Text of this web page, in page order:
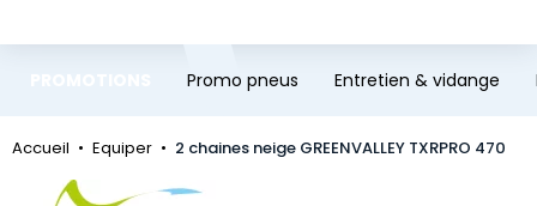
Promo pneus Entretien & vidange
Accueil Equiper 2 chaines neige GREENVALLEY TXRPRO 470
Marque